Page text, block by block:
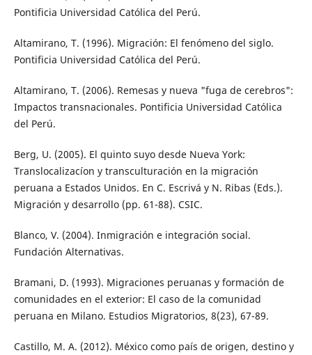
Pontificia Universidad Católica del Perú.
Altamirano, T. (1996). Migración: El fenómeno del siglo.
Pontificia Universidad Católica del Perú.
Altamirano, T. (2006). Remesas y nueva "fuga de cerebros":
Impactos transnacionales. Pontificia Universidad Católica
del Perú.
Berg, U. (2005). El quinto suyo desde Nueva York:
Translocalizacíon y transculturación en la migración
peruana a Estados Unidos. En C. Escrivá y N. Ribas (Eds.).
Migración y desarrollo (pp. 61-88). CSIC.
Blanco, V. (2004). Inmigración e integración social.
Fundación Alternativas.
Bramani, D. (1993). Migraciones peruanas y formación de
comunidades en el exterior: El caso de la comunidad
peruana en Milano. Estudios Migratorios, 8(23), 67-89.
Castillo, M. A. (2012). México como país de origen, destino y